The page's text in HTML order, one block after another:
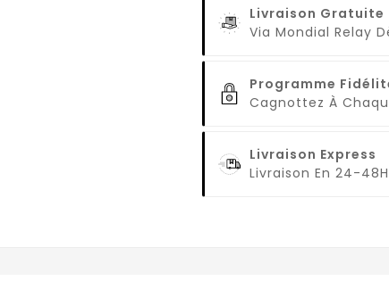
Livraison Gratuite
Via Mondial Relay
Programme
Cagnottez À
Livraison Express
Livraison En 24-